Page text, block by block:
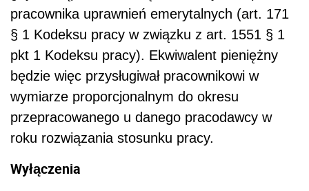
pracownika uprawnień emerytalnych (art. 171
§ 1 Kodeksu pracy w związku z art. 1551 § 1
pkt 1 Kodeksu pracy). Ekwiwalent pieniężny
będzie więc przysługiwał pracownikowi w
wymiarze proporcjonalnym do okresu
przepracowanego u danego pracodawcy w
roku rozwiązania stosunku pracy.
Wyłączenia